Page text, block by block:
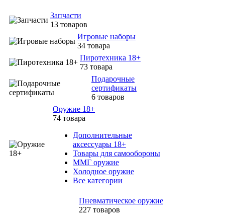
Запчасти
13 товаров
Игровые наборы
34 товара
Пиротехника 18+
73 товара
Подарочные
сертификаты
6 товаров
Оружие 18+
74 товара
Дополнительные
аксессуары 18+
Товары для самообороны
ММГ оружие
Холодное оружие
Все категории
Пневматическое оружие
227 товаров